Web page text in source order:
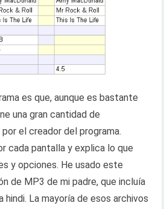
es que, aunque es bastante
una gran cantidad de
el creador del programa.
cada pantalla y explica lo que
y opciones. He usado este
de MP3 de mi padre, que incluía
hindi. La mayoría de esos archivos